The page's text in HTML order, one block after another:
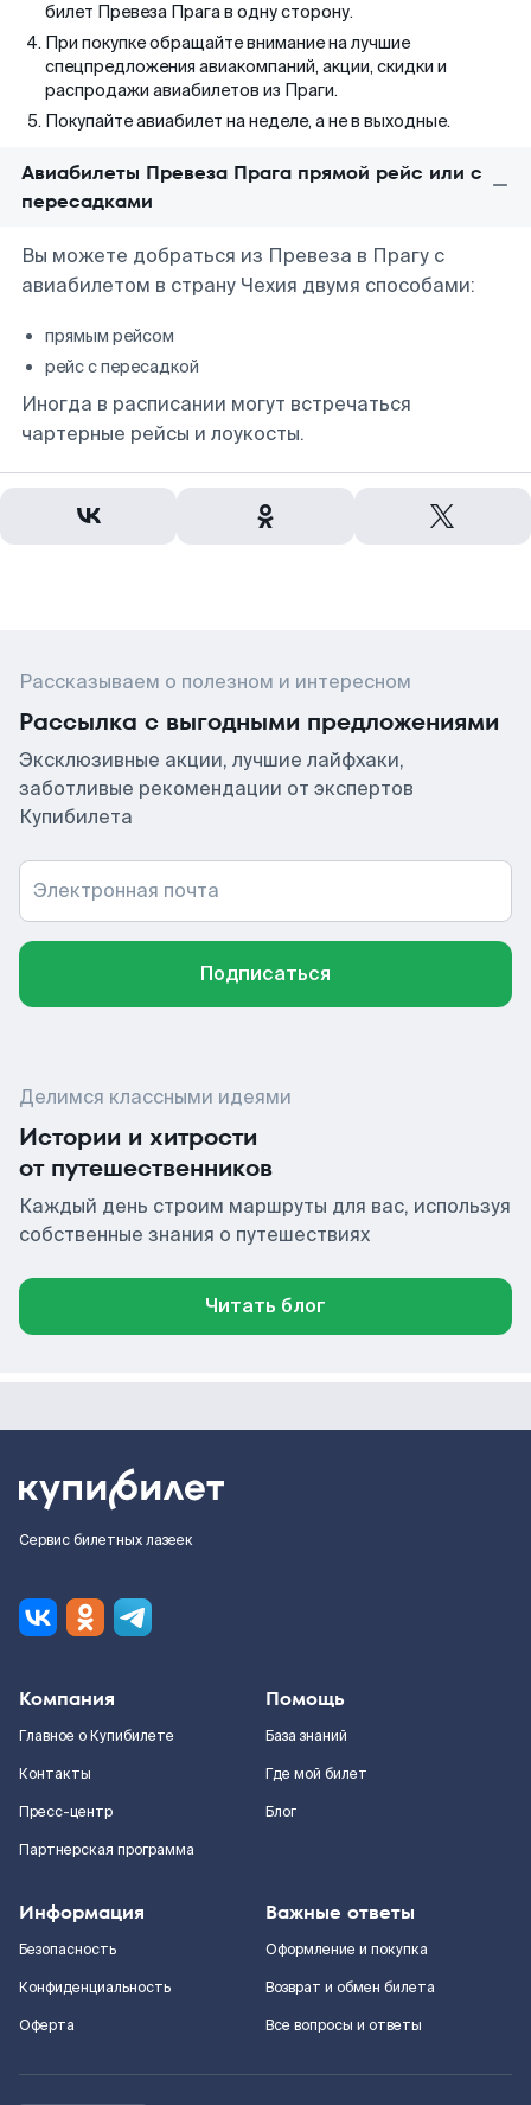
билет Превеза Прага в одну сторону.
При покупке обращайте внимание на лучшие
спецпредложения авиакомпаний, акции, скидки и
распродажи авиабилетов из Праги.
Покупайте авиабилет на неделе, а не в выходные.
Авиабилеты Превеза Прага прямой рейс или с
пересадками
Вы можете добраться из Превеза в Прагу с
авиабилетом в страну Чехия двумя способами:
прямым рейсом
рейс с пересадкой
Иногда в расписании могут встречаться
чартерные рейсы и лоукосты.
Рассказываем о полезном и интересном
Рассылка с выгодными предложениями
Эксклюзивные акции, лучшие лайфхаки,
заботливые рекомендации от экспертов
Купибилета
Электронная почта
Подписаться
Делимся классными идеями
Истории и хитрости
от путешественников
Каждый день строим маршруты для вас, используя
собственные знания о путешествиях
Читать блог
Сервис билетных лазеек
Компания
Главное о Купибилете
Контакты
Пресс-центр
Партнерская программа
Помощь
База знаний
Где мой билет
Блог
Информация
Безопасность
Конфиденциальность
Оферта
Важные ответы
Оформление и покупка
Возврат и обмен билета
Все вопросы и ответы